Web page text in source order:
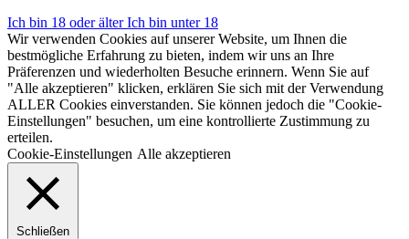
Ich bin 18 oder älterIch bin unter 18
Wir verwenden Cookies auf unserer Website, um Ihnen die
bestmögliche Erfahrung zu bieten, indem wir uns an Ihre
Präferenzen und wiederholten Besuche erinnern. Wenn Sie auf
"Alle akzeptieren" klicken, erklären Sie sich mit der Verwendung
ALLER Cookies einverstanden. Sie können jedoch die "Cookie-
Einstellungen" besuchen, um eine kontrollierte Zustimmung zu
erteilen.
Cookie-Einstellungen Alle akzeptieren
Schließen